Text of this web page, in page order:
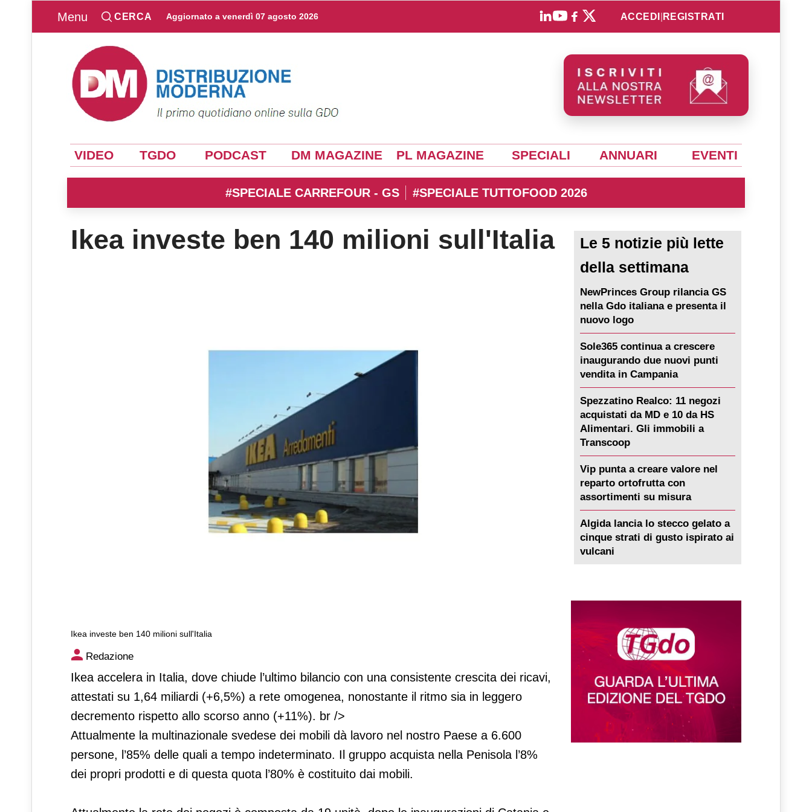
Menu CERCA Aggiornato a venerdì 07 agosto 2026 ACCEDI REGISTRATI
VIDEO TGDO PODCAST DM MAGAZINE PL MAGAZINE SPECIALI ANNUARI EVENTI
#SPECIALE CARREFOUR - GS #SPECIALE TUTTOFOOD 2026
Ikea investe ben 140 milioni sull'Italia
Ikea investe ben 140 milioni sull'Italia
Ikea investe ben 140 milioni sull'Italia
Redazione
Ikea accelera in Italia, dove chiude l’ultimo bilancio con una consistente crescita dei ricavi,
attestati su 1,64 miliardi (+6,5%) a rete omogenea, nonostante il ritmo sia in leggero
decremento rispetto allo scorso anno (+11%). br />
Attualmente la multinazionale svedese dei mobili dà lavoro nel nostro Paese a 6.600
persone, l’85% delle quali a tempo indeterminato. Il gruppo acquista nella Penisola l’8%
dei propri prodotti e di questa quota l’80% è costituito dai mobili.
Le 5 notizie più lette
della settimana
NewPrinces Group rilancia GS
nella Gdo italiana e presenta il
nuovo logo
Sole365 continua a crescere
inaugurando due nuovi punti
vendita in Campania
Spezzatino Realco: 11 negozi
acquistati da MD e 10 da HS
Alimentari. Gli immobili a
Transcoop
Vip punta a creare valore nel
reparto ortofrutta con
assortimenti su misura
Algida lancia lo stecco gelato a
cinque strati di gusto ispirato ai
vulcani